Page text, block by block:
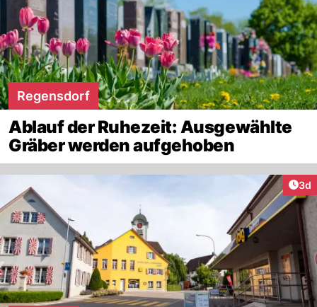
Regensdorf
Ablauf der Ruhezeit: Ausgewählte
Gräber werden aufgehoben
3d